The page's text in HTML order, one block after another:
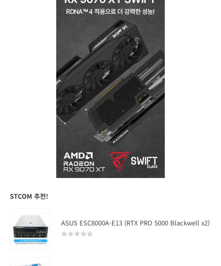
STCOM 추천!
ASUS ESC8000A-E13 (RTX PRO 5000 Blackwell x2)